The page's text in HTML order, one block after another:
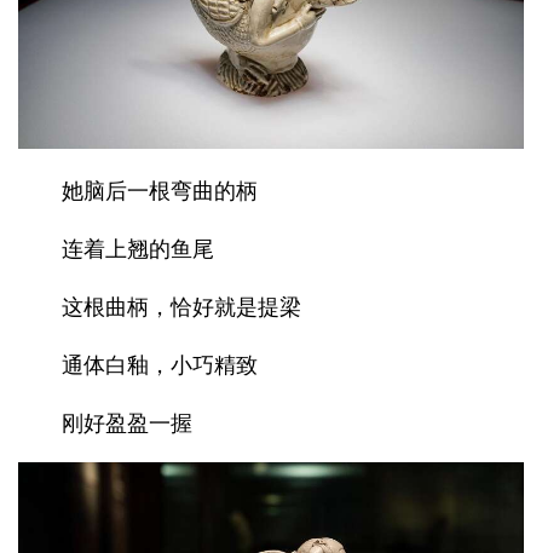
她脑后一根弯曲的柄
连着上翘的鱼尾
这根曲柄，恰好就是提梁
通体白釉，小巧精致
刚好盈盈一握